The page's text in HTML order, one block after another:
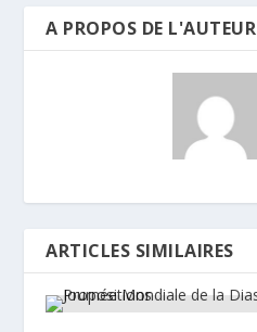
A PROPOS DE L'AUTEUR
ARTICLES SIMILAIRES